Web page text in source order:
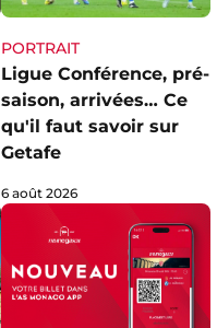
PORTRAIT
Ligue Conférence, pré-
saison, arrivées… Ce
qu'il faut savoir sur
Getafe
6 août 2026